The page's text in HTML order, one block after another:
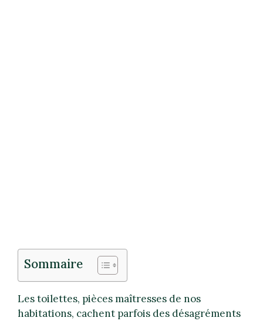
Sommaire
Les toilettes, pièces maîtresses de nos
habitations, cachent parfois des désagréments